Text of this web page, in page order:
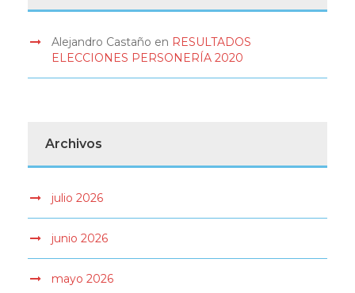
Alejandro Castaño en RESULTADOS
ELECCIONES PERSONERÍA 2020
Archivos
julio 2026
junio 2026
mayo 2026